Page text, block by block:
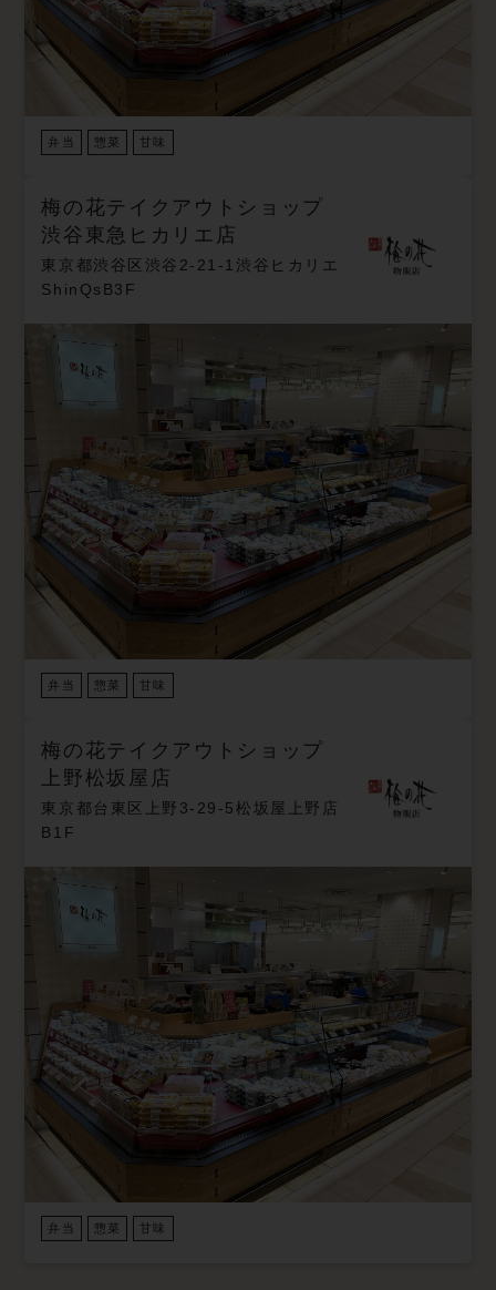
弁当 惣菜 甘味
梅の花テイクアウトショップ
渋谷東急ヒカリエ店
東京都渋谷区渋谷2-21-1渋谷ヒカリエ
ShinQsB3F
弁当 惣菜 甘味
梅の花テイクアウトショップ
上野松坂屋店
東京都台東区上野3-29-5松坂屋上野店
B1F
弁当 惣菜 甘味